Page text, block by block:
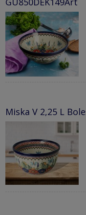
Miska V 2,25 L